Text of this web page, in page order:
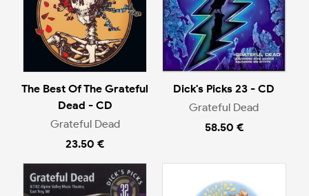
The Best Of The Grateful
Dead - CD
Grateful Dead
23.50 €
Dick's Picks 23 - CD
Grateful Dead
58.50 €